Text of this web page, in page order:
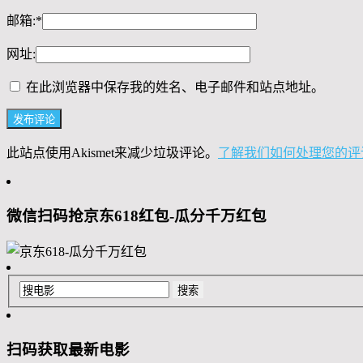
邮箱:*
网址:
在此浏览器中保存我的姓名、电子邮件和站点地址。
此站点使用Akismet来减少垃圾评论。 了解我们如何处理您的
微信扫码抢京东618红包-瓜分千万红包
扫码获取最新电影